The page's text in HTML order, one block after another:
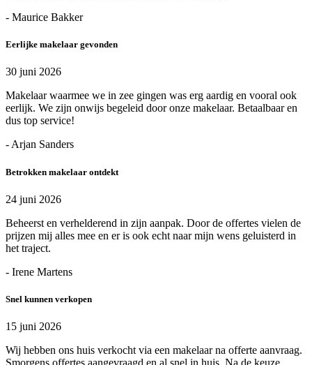
- Maurice Bakker
Eerlijke makelaar gevonden
30 juni 2026
Makelaar waarmee we in zee gingen was erg aardig en vooral ook
eerlijk. We zijn onwijs begeleid door onze makelaar. Betaalbaar en
dus top service!
- Arjan Sanders
Betrokken makelaar ontdekt
24 juni 2026
Beheerst en verhelderend in zijn aanpak. Door de offertes vielen de
prijzen mij alles mee en er is ook echt naar mijn wens geluisterd in
het traject.
- Irene Martens
Snel kunnen verkopen
15 juni 2026
Wij hebben ons huis verkocht via een makelaar na offerte aanvraag.
Smorgens offertes aangevraagd en al snel in huis. Na de keuze